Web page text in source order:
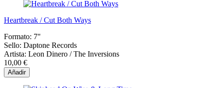
Heartbreak / Cut Both Ways
Formato: 7"
Sello: Daptone Records
Artista: Leon Dinero / The Inversions
10,00 €
Añadir